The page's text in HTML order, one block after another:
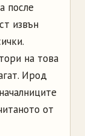
после
извън
на това
Ирод
от